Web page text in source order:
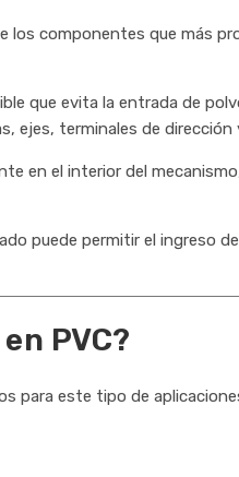
los componentes que más
que evita la entrada de
ejes, terminales de dirección
en el interior del
puede permitir el ingreso
PVC?
para este tipo de